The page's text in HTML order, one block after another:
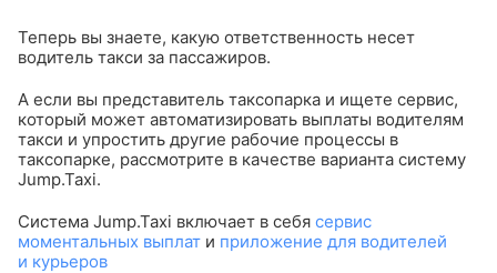
Теперь вы знаете, какую ответственность несет
водитель такси за пассажиров.
А если вы представитель таксопарка и ищете сервис,
который может автоматизировать выплаты водителям
такси и упростить другие рабочие процессы в
таксопарке, рассмотрите в качестве варианта систему
Jump.Taxi.
Система Jump.Taxi включает в себя сервис
моментальных выплат и приложение для водителей
и курьеров